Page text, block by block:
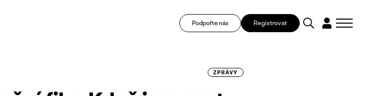
Podpořte nás Registrovat
ZPRÁVY